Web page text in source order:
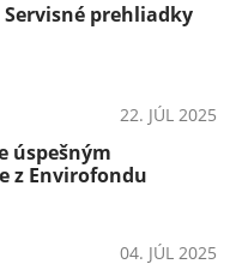
prehliadky
22. JÚL 2025
úspešným
z Envirofondu
04. JÚL 2025